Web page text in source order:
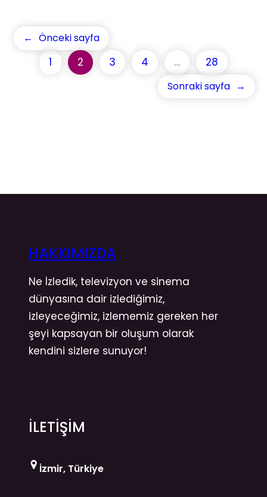
← Önceki sayfa
1 2 3 4 … 28
Sonraki sayfa →
HAKKIMIZDA
Ne İzledik, televizyon ve sinema
dünyasına dair izlediğimiz,
izleyeceğimiz, izlememiz gereken her
şeyi kapsayan bir oluşum olarak
kendini sizlere sunuyor!
İLETİŞİM
İzmir, Türkiye